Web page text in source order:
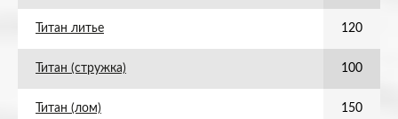
Титан литье 120
Титан (стружка) 100
Титан (лом) 150